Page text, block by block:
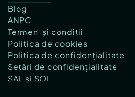
Blog
ANPC
Termeni și condiții
Politica de cookies
Politica de confidențialitate
Setări de confidențialitate
SAL și SOL